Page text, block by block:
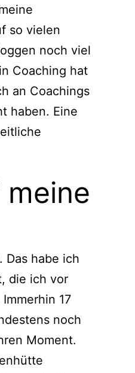
so vielen
noch viel
Coaching hat
an Coachings
haben. Eine
Das habe ich
die ich vor
17
noch
Moment.